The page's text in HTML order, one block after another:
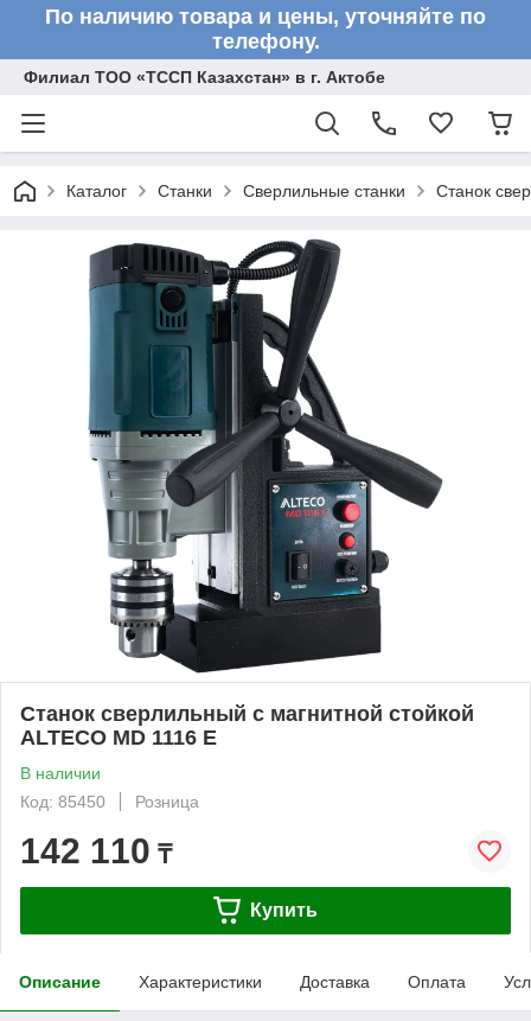
По наличию товара и цены, уточняйте по
телефону.
Филиал ТОО «ТССП Казахстан» в г. Актобе
Каталог Станки Сверлильные станки Станок
Станок сверлильный с магнитной стойкой
ALTECO MD 1116 E
В наличии
Код: 85450
Розница
142 110 ₸
Купить
Описание Характеристики Доставка Оплата